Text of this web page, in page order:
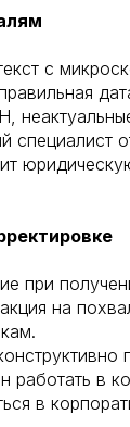
с
специалист
при
на
работать в
в